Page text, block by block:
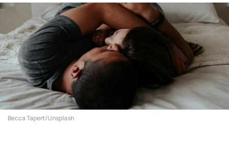
Becca Tapert/Unsplash